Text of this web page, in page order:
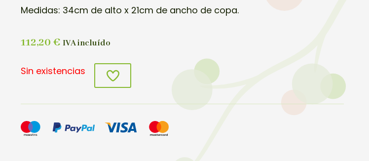
Medidas: 34cm de alto x 21cm de ancho de copa.
112,20€ IVA incluído
Sin existencias